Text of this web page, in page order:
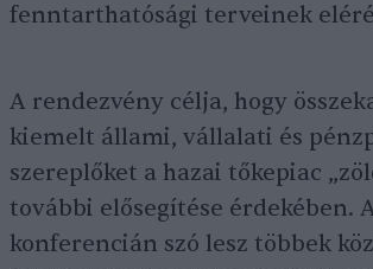
fenntarthatósági terveinek
A rendezvény célja, hogy
kiemelt állami, vállalati és
szereplőket a hazai tőkepiac
további elősegítése érdekében.
konferencián szó lesz többek